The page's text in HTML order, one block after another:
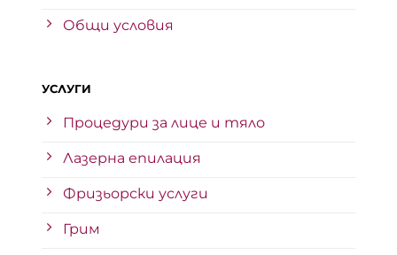
Общи условия
УСЛУГИ
Процедури за лице и тяло
Лазерна епилация
Фризьорски услуги
Грим